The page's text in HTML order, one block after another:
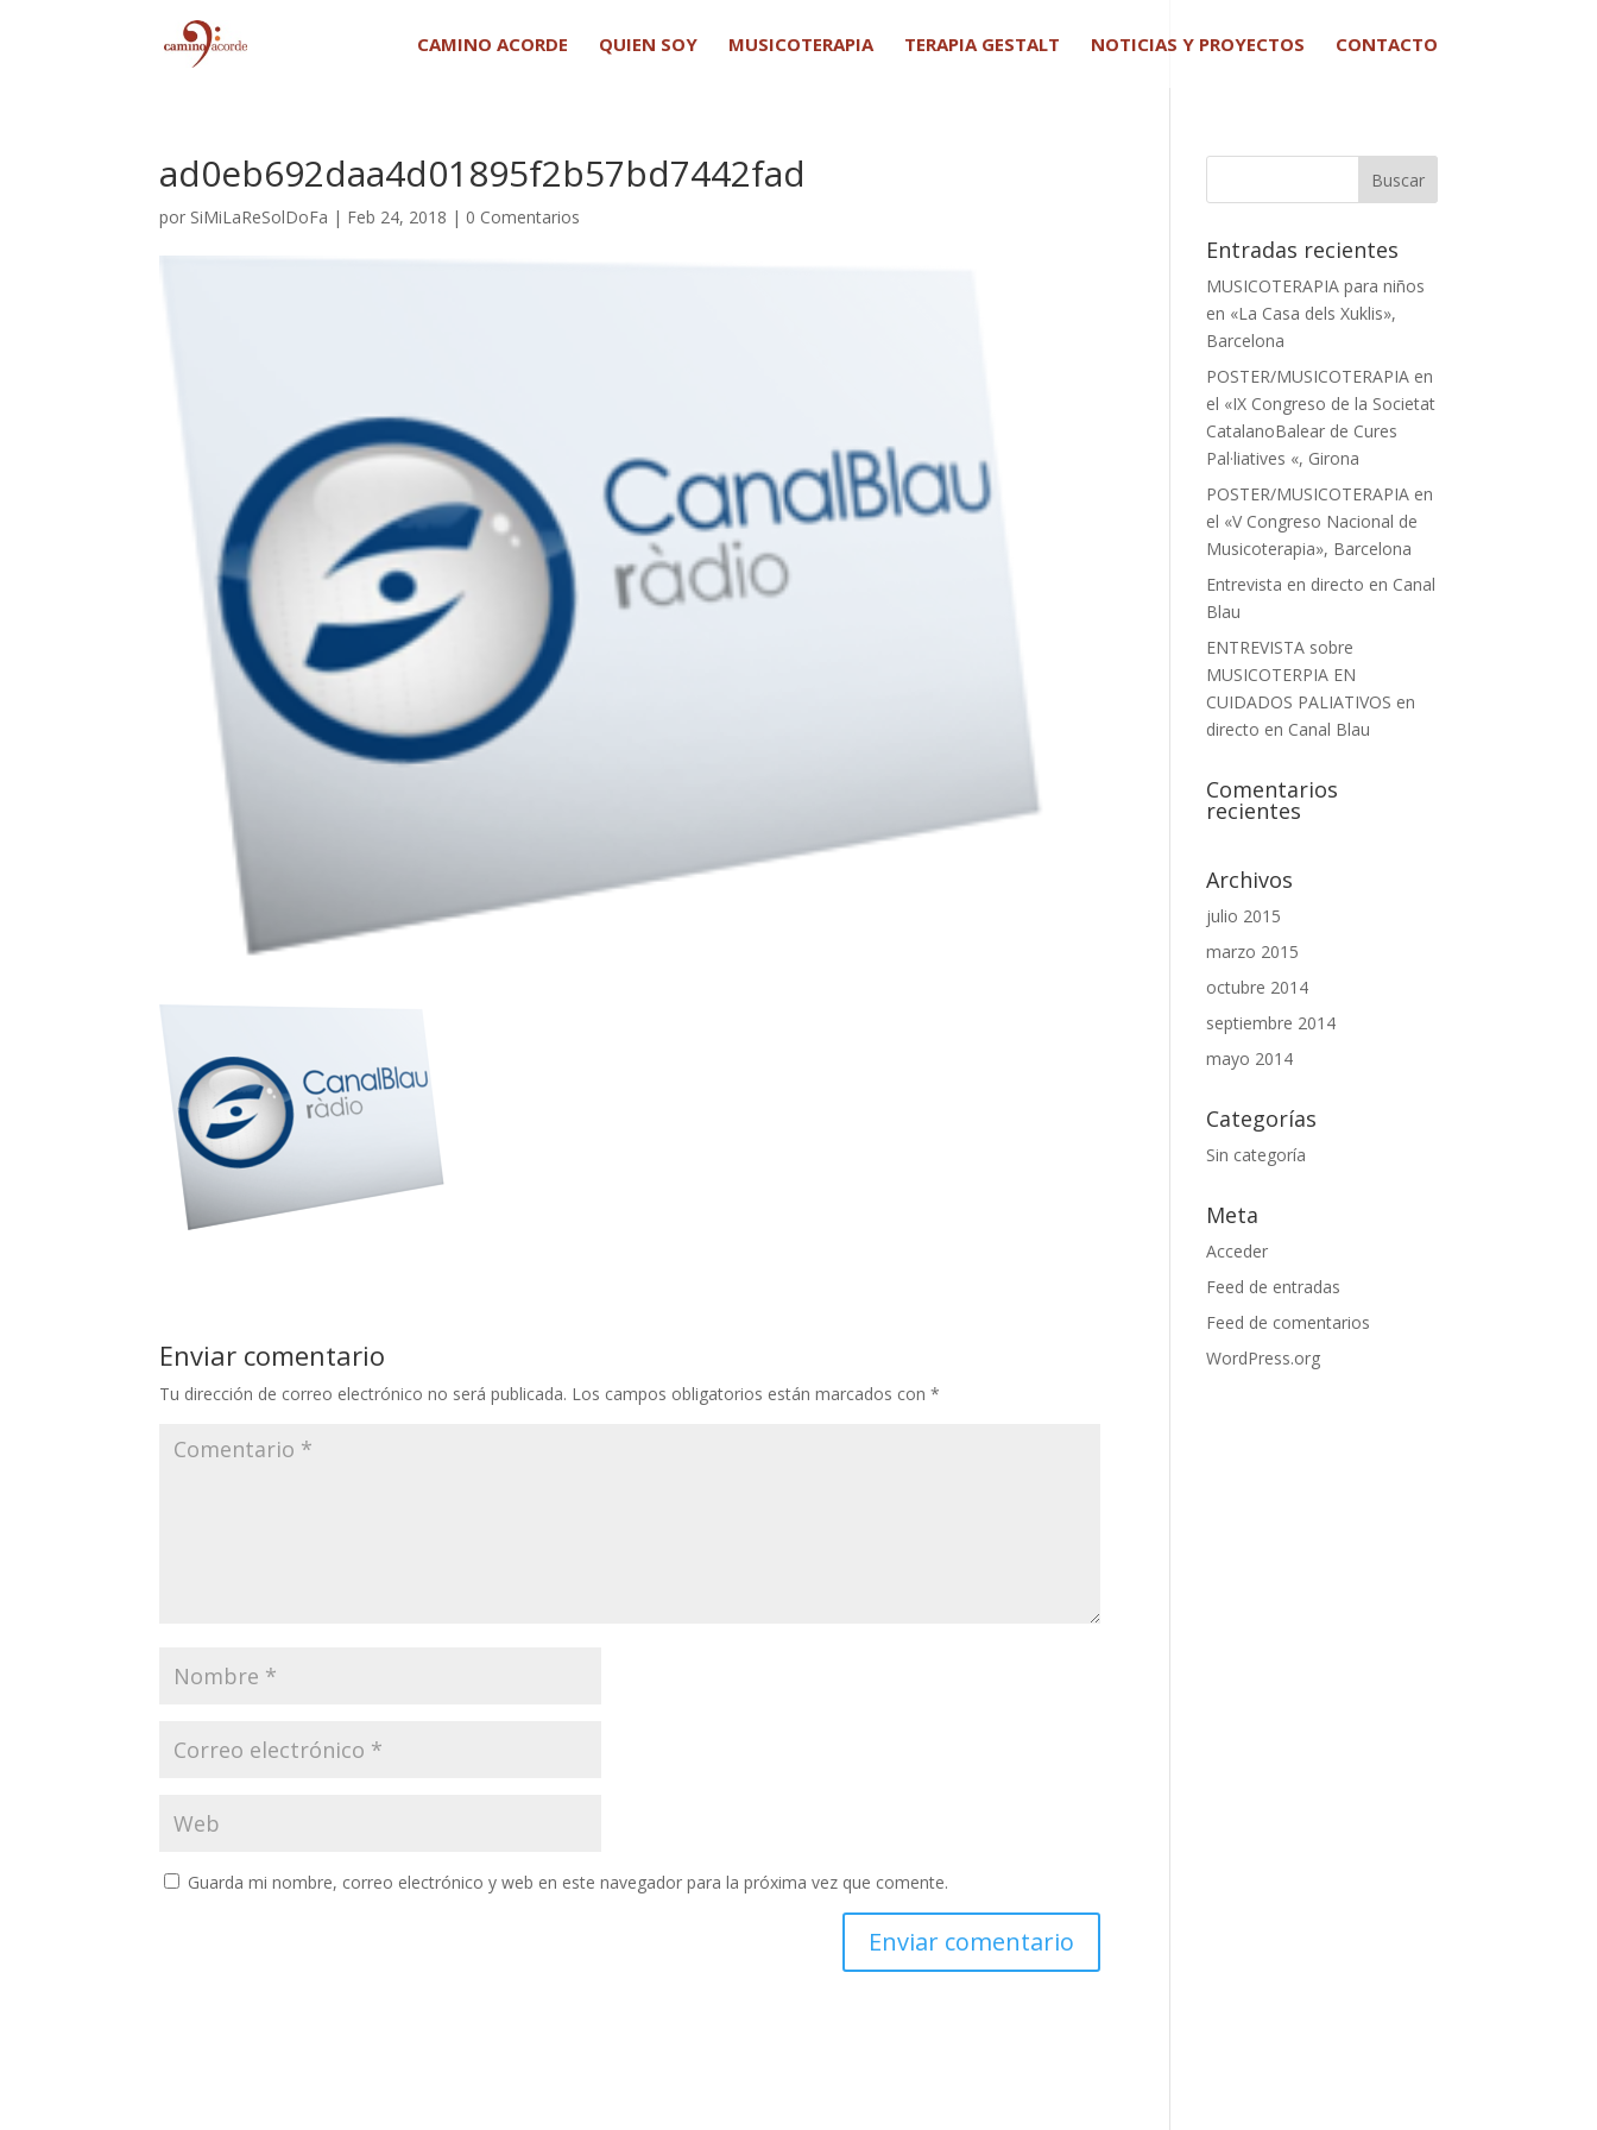
CAMINO ACORDE QUIEN SOY MUSICOTERAPIA TERAPIA GESTALT NOTICIAS Y PROYECTOS CONTACTO
ad0eb692daa4d01895f2b57bd7442fad
por SiMiLaReSolDoFa | Feb 24, 2018 | 0 Comentarios
Enviar comentario
Tu dirección de correo electrónico no será publicada. Los campos obligatorios están marcados con*
Guarda mi nombre, correo electrónico y web en este navegador para la próxima vez que comente.
Entradas recientes
MUSICOTERAPIA para niños
en «La Casa dels Xuklis»,
Barcelona
POSTER/MUSICOTERAPIA en
el «IX Congreso de la Societat
CatalanoBalear de Cures
Pal·liatives «, Girona
POSTER/MUSICOTERAPIA en
el «V Congreso Nacional de
Musicoterapia», Barcelona
Entrevista en directo en Canal
Blau
ENTREVISTA sobre
MUSICOTERPIA EN
CUIDADOS PALIATIVOS en
directo en Canal Blau
Comentarios
recientes
Archivos
julio 2015
marzo 2015
octubre 2014
septiembre 2014
mayo 2014
Categorías
Sin categoría
Meta
Acceder
Feed de entradas
Feed de comentarios
WordPress.org